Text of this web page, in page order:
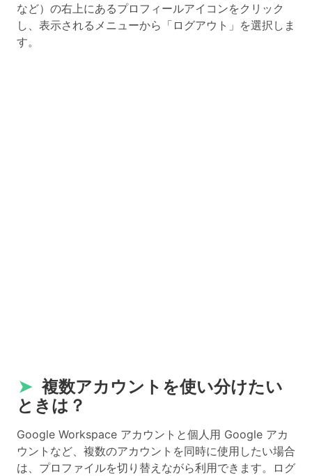
など）の右上にあるプロフィールアイコンをクリック
し、表示されるメニューから「ログアウト」を選択しま
す。
➤ 複数アカウントを使い分けたい
ときは？
Google Workspace アカウントと個人用 Google アカ
ウントなど、複数のアカウントを同時に使用したい場合
は、プロファイルを切り替えながら利用できます。ログ